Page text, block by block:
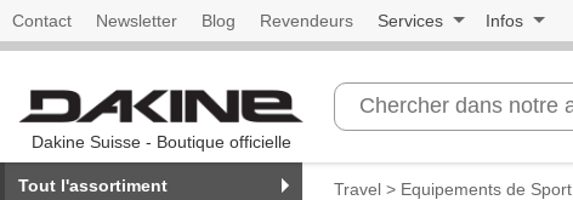
Contact Newsletter Blog Revendeurs Services Infos
Dakine Suisse - Boutique officielle
Tout l'assortiment Travel > Equipements de Sport